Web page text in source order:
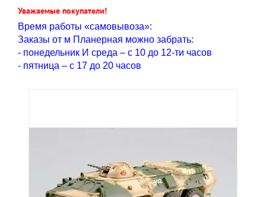
Уважаемые покупатели!
Время работы «самовывоза»:
Заказы от м Планерная можно забрать:
- понедельник И среда – с 10 до 12-ти часов
- пятница – с 17 до 20 часов